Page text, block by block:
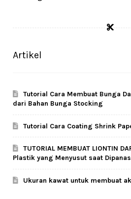
Artikel
Tutorial Cara Membuat Bunga
dari Bahan Bunga Stocking
Tutorial Cara Coating Shrink
TUTORIAL MEMBUAT LIONTIN
Plastik yang Menyusut saat
Ukuran kawat untuk membuat